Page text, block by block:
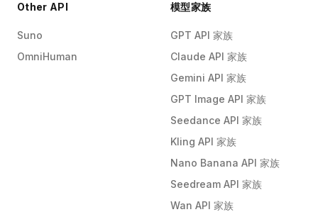
Other API
Suno
OmniHuman
模型家族
GPT API 家族
Claude API 家族
Gemini API 家族
GPT Image API 家族
Seedance API 家族
Kling API 家族
Nano Banana API 家族
Seedream API 家族
Wan API 家族